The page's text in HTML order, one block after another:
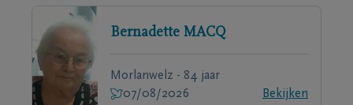
Bernadette MACQ
Morlanwelz - 84 jaar
07/08/2026
Bekijken